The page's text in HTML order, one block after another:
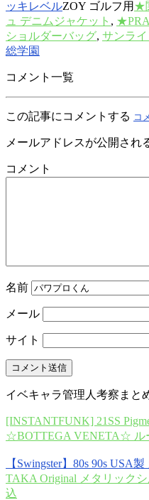
ッキレベルZOY ゴルフ用 ★
ュ デニムジャケット ,
ショルダーバッグ, サンラ
総学園
コメント一覧
この記事にコメントする コ
メールアドレスが公開され
コメント
名前
メール
サイト
イベキャラ管理人考察まと
[INSTANTFUNK] 21SS
☆BOTTEGA VENETA☆ ル
【Swingster】80s 90s USA
TAKA Original メタリック
込